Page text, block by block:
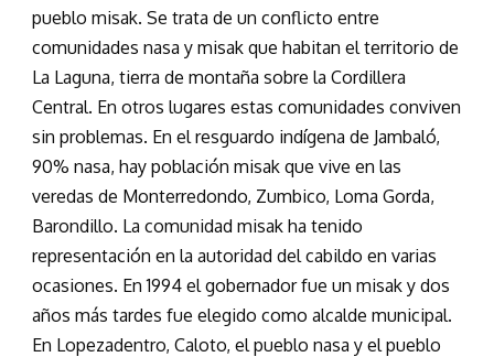
pueblo misak. Se trata de un conflicto entre
comunidades nasa y misak que habitan el territorio de
La Laguna, tierra de montaña sobre la Cordillera
Central. En otros lugares estas comunidades conviven
sin problemas. En el resguardo indígena de Jambaló,
90% nasa, hay población misak que vive en las
veredas de Monterredondo, Zumbico, Loma Gorda,
Barondillo. La comunidad misak ha tenido
representación en la autoridad del cabildo en varias
ocasiones. En 1994 el gobernador fue un misak y dos
años más tardes fue elegido como alcalde municipal.
En Lopezadentro, Caloto, el pueblo nasa y el pueblo